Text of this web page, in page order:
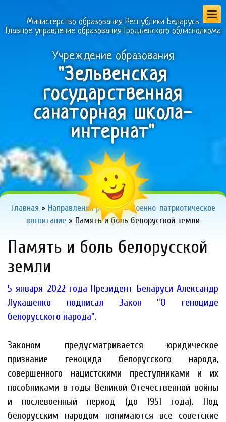
Министерство образования Республики Беларусь
Главное управление образования Гродненского облисполкома
Учреждение образования
"Зельвенская
государственная
санаторная школа-
интернат"
Главная » Направления работы»Военно-патриотическое
воспитание » Память и боль белорусской земли
Память и боль белорусской
земли
5 января 2022 года Президент Беларуси Александр
Лукашенко подписал Закон "О геноциде
белорусского народа".
Законом предусматривается юридическое
признание геноцида белорусского народа,
совершенного нацистскими преступниками и их
пособниками в годы Великой Отечественной войны
и послевоенный период (до 1951 года). Под
белорусским народом понимаются все советские